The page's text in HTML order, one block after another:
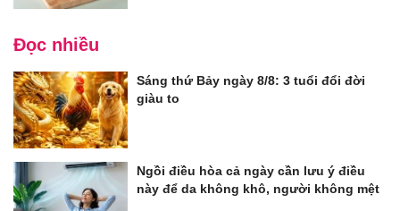
Đọc nhiều
Sáng thứ Bảy ngày 8/8: 3 tuổi đổi đời
giàu to
Ngồi điều hòa cả ngày cần lưu ý điều
này để da không khô, người không mệt